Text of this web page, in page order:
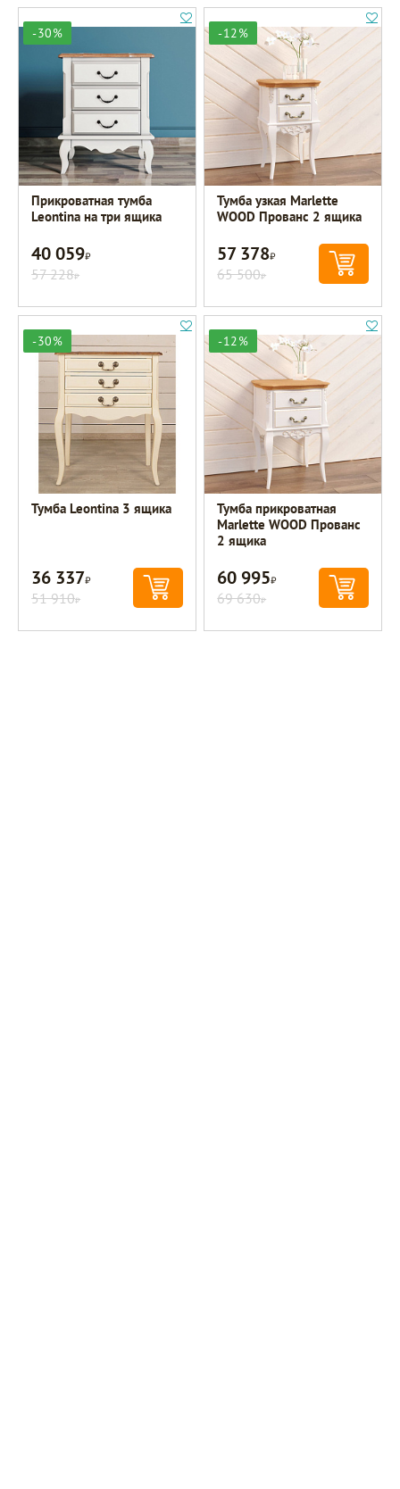
-30%
Прикроватная тумба
Leontina на три ящика
40 059Р
57 228Р
-12%
Тумба узкая Marlette
WOOD Прованс 2 ящика
57 378Р
65 500Р
-30%
Тумба Leontina 3 ящика
36 337Р
51 910Р
-12%
Тумба прикроватная
Marlette WOOD Прованс
2 ящика
60 995Р
69 630Р